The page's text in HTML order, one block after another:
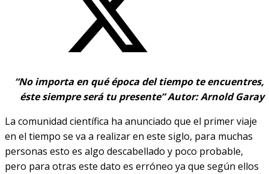
“No importa en qué época del tiempo te encuentres,
éste siempre será tu presente” Autor: Arnold Garay
La comunidad científica ha anunciado que el primer viaje
en el tiempo se va a realizar en este siglo, para muchas
personas esto es algo descabellado y poco probable,
pero para otras este dato es erróneo ya que según ellos